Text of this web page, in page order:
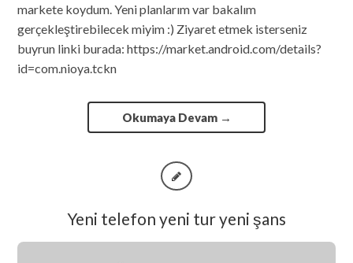
markete koydum. Yeni planlarım var bakalım
gerçekleştirebilecek miyim :) Ziyaret etmek isterseniz
buyrun linki burada: https://market.android.com/details?
id=com.nioya.tckn
Okumaya Devam →
Yeni telefon yeni tur yeni şans